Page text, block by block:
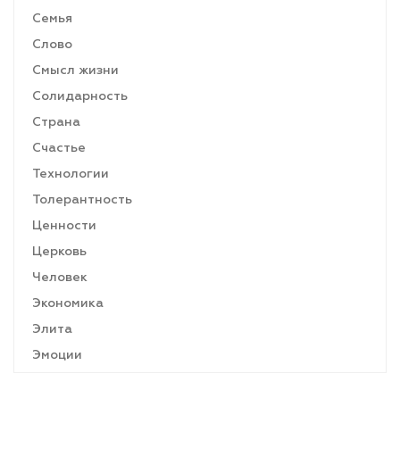
Семья
Слово
Смысл жизни
Солидарность
Страна
Счастье
Технологии
Толерантность
Ценности
Церковь
Человек
Экономика
Элита
Эмоции